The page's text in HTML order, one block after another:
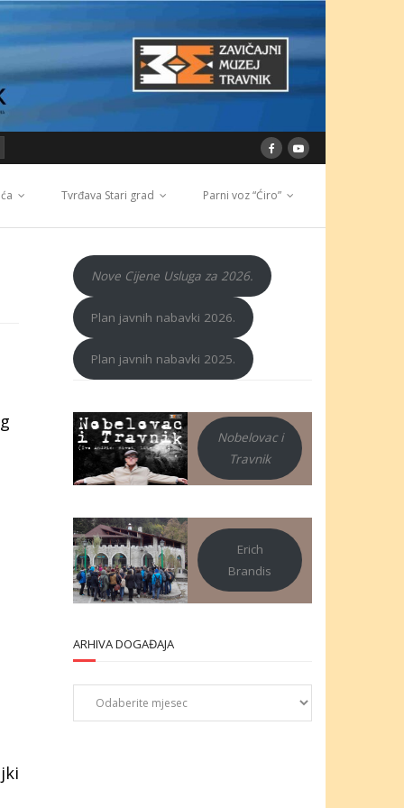
Tvrđava Stari grad Parni voz “Ćiro”
Nove Cijene Usluga za 2026.
Plan javnih nabavki 2026.
Plan javnih nabavki 2025.
Nobelovac i
Travnik
Erich
Brandis
ARHIVA DOGAĐAJA
Arhiva
događaja